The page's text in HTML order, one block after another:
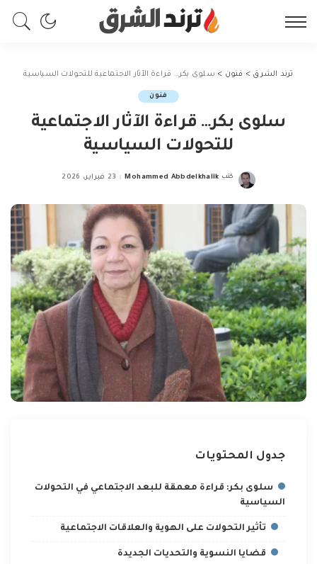
ترند الشرق > فنون > سلوى بكر… قراءة الآثار الاجتماعية للتحولات السياسية
فنون
سلوى بكر… قراءة الآثار الاجتماعية
للتحولات السياسية
Posted
كتب Mohammed Abbdelkhalik 23 فبراير، 2026
جدول المحتويات
سلوى بكر: قراءة معمقة للبعد الاجتماعي في التحولات
السياسية
تأثير التحولات على الهوية والعلاقات الاجتماعية
قضايا النسوية والتحديات الجديدة